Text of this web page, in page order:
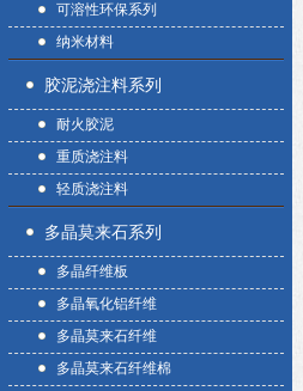
可溶性环保系列
纳米材料
胶泥浇注料系列
耐火胶泥
重质浇注料
轻质浇注料
多晶莫来石系列
多晶纤维板
多晶氧化铝纤维
多晶莫来石纤维
多晶莫来石纤维棉